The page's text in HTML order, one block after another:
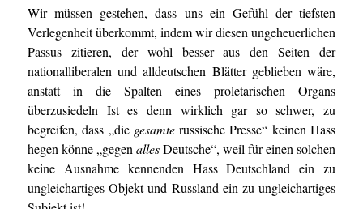
Wir müssen gestehen, dass uns ein Gefühl der tiefsten
Verlegenheit überkommt, indem wir diesen ungeheuerlichen
Passus zitieren, der wohl besser aus den Seiten der
nationalliberalen und alldeutschen Blätter geblieben wäre,
anstatt in die Spalten eines proletarischen Organs
überzusiedeln Ist es denn wirklich gar so schwer, zu
begreifen, dass „die gesamterussische Presse“ keinen Hass
hegen könne „gegen allesDeutsche“, weil für einen solchen
keine Ausnahme kennenden Hass Deutschland ein zu
ungleichartiges Objekt und Russland ein zu ungleichartiges